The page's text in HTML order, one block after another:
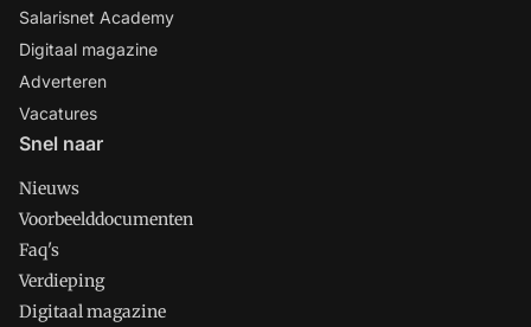
Salarisnet Academy
Digitaal magazine
Adverteren
Vacatures
Snel naar
Nieuws
Voorbeelddocumenten
Faq's
Verdieping
Digitaal magazine